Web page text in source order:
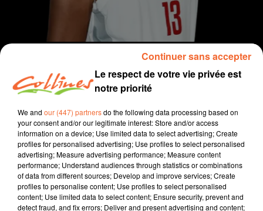
21 septembre 2022 - 13 min 18 sec
JOURNAL DU MERCREDI 21 SEPTEMBRE (MIDI)
Fabien Gazeau
L'info près de chez vous
Le respect de votre vie privée est
notre priorité
We and our (447) partnersdo the following data processing based on
your consent and/or our legitimate interest: Store and/or access
information on a device; Use limited data to select advertising; Create
profiles for personalised advertising; Use profiles to select personalised
advertising; Measure advertising performance; Measure content
performance; Understand audiences through statistics or combinations
of data from different sources; Develop and improve services; Create
profiles to personalise content; Use profiles to select personalised
content; Use limited data to select content; Ensure security, prevent and
detect fraud, and fix errors; Deliver and present advertising and content;
Continuer sans accepter